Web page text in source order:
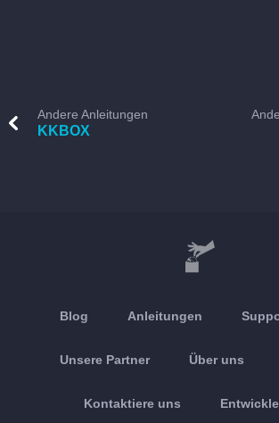
Andere Anleitungen
KKBOX
Blog Anleitungen
Unsere Partner Über uns
Kontaktiere uns